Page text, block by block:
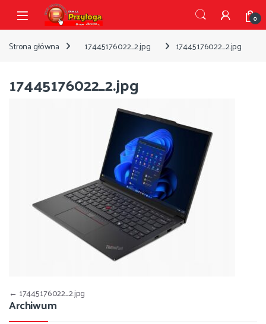
Przejdź do nawigacji
Przejdź do treści
Open 0
Strona główna 17445176022_2.jpg 17445176022_2.jpg
17445176022_2.jpg
Nawigacja wpisu
← 17445176022_2.jpg
Archiwum